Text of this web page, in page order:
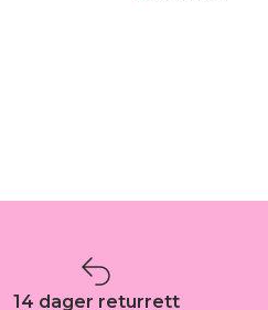
14 dager returrett